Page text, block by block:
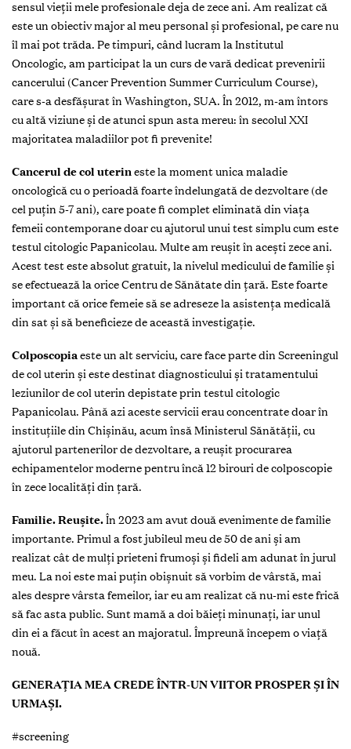
sensul vieții mele profesionale deja de zece ani. Am realizat că
este un obiectiv major al meu personal și profesional, pe care nu
îl mai pot trăda. Pe timpuri, când lucram la Institutul
Oncologic, am participat la un curs de vară dedicat prevenirii
cancerului (Cancer Prevention Summer Curriculum Course),
care s-a desfășurat în Washington, SUA. În 2012, m-am întors
cu altă viziune și de atunci spun asta mereu: în secolul XXI
majoritatea maladiilor pot fi prevenite!
Cancerul de col uterineste la moment unica maladie
oncologică cu o perioadă foarte îndelungată de dezvoltare (de
cel puțin 5-7 ani), care poate fi complet eliminată din viața
femeii contemporane doar cu ajutorul unui test simplu cum este
testul citologic Papanicolau. Multe am reușit în acești zece ani.
Acest test este absolut gratuit, la nivelul medicului de familie și
se efectuează la orice Centru de Sănătate din țară. Este foarte
important că orice femeie să se adreseze la asistența medicală
din sat și să beneficieze de această investigație.
Colposcopiaeste un alt serviciu, care face parte din Screeningul
de col uterin și este destinat diagnosticului și tratamentului
leziunilor de col uterin depistate prin testul citologic
Papanicolau. Până azi aceste servicii erau concentrate doar în
instituțiile din Chișinău, acum însă Ministerul Sănătății, cu
ajutorul partenerilor de dezvoltare, a reușit procurarea
echipamentelor moderne pentru încă 12 birouri de colposcopie
în zece localități din țară.
Familie. Reușite.În 2023 am avut două evenimente de familie
importante. Primul a fost jubileul meu de 50 de ani și am
realizat cât de mulți prieteni frumoși și fideli am adunat în jurul
meu. La noi este mai puțin obișnuit să vorbim de vârstă, mai
ales despre vârsta femeilor, iar eu am realizat că nu-mi este frică
să fac asta public. Sunt mamă a doi băieți minunați, iar unul
din ei a făcut în acest an majoratul. Împreună începem o viață
nouă.
GENERAȚIA MEA CREDE ÎNTR-UN VIITOR PROSPER ȘI ÎN
URMAȘI.
#screening